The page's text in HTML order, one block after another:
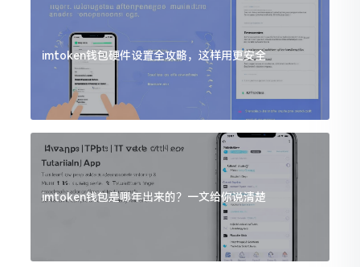
imtoken钱包硬件设置全攻略，这样用更安全
imtoken钱包是哪年出来的？一文给你说清楚